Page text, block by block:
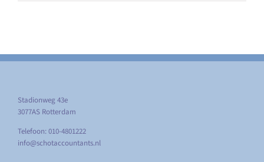
Stadionweg 43e
3077AS Rotterdam
Telefoon: 010-4801222
info@schotaccountants.nl